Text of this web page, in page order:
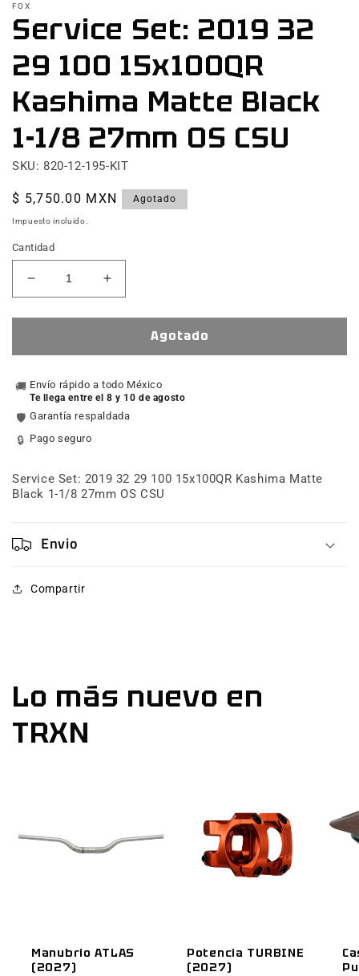
multimedia
1
en
una
ventana
modal
FOX
Service Set: 2019 32
29 100 15x100QR
Kashima Matte Black
1-1/8 27mm OS CSU
SKU: 820-12-195-KIT
Precio
habitual
$ 5,750.00 MXN Agotado
Impuesto incluido.
Cantidad
Reducir
cantidad
para
Set:
32
29
100
15x100QR
Matte
Black
27mm
OS
Aumentar
cantidad
para
Service
Set:
32
29
100
Matte
Black
Agotado
🚚 Envío rápido a todo México
Te llega entre el 8 y 10 de agosto
🛡️ Garantía respaldada
🔒 Pago seguro
Service Set: 2019 32 29 100 15x100QR Kashima Matte
Black 1-1/8 27mm OS CSU
Envio
Compartir
Lo más nuevo en
TRXN
Manubrio ATLAS
(2027)
Potencia TURBINE
(2027)